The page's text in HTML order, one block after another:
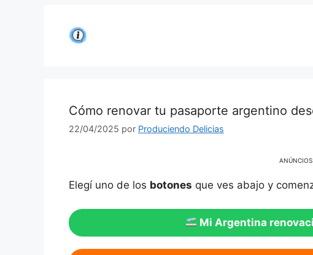
Cómo renovar tu pasaporte argentino
22/04/2025 por Produciendo Delicias
ANÚNCIOS
Elegí uno de los botones que ves abajo y
Mi Argentina